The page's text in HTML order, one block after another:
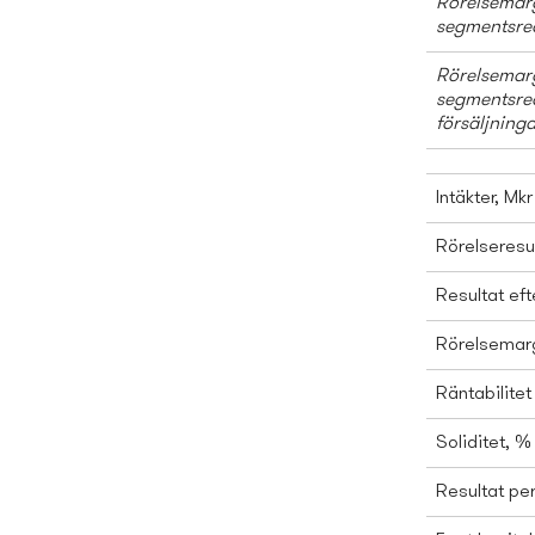
Intäkter, Mkr
Resultat
Soliditet, %
Resultat